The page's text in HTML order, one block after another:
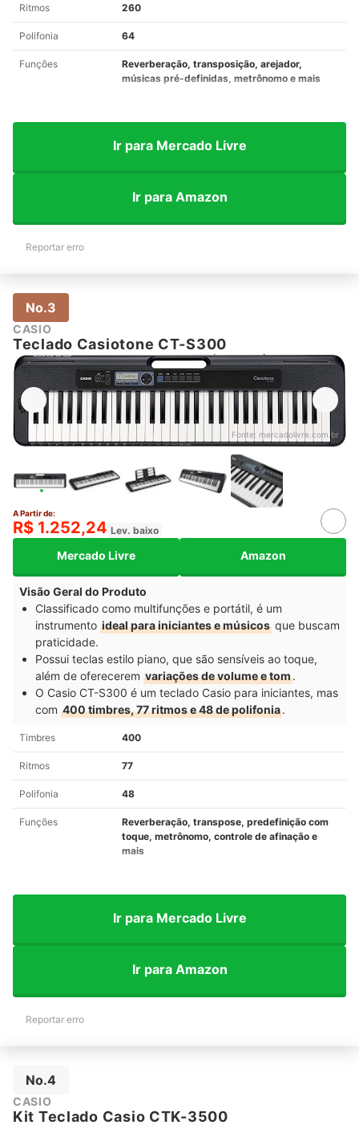
Ritmos 260
Polifonia 64
Funções
Reverberação, transposição, arejador,
músicas pré-definidas, metrônomo e mais
Ir para Mercado Livre
Ir para Amazon
Reportar erro
No.3
CASIO
Teclado Casiotone CT-S300
Fonte: mercadolivre.com.br
A Partir de:
R$ 1.252,24 Lev. baixo
Mercado Livre Amazon
Visão Geral do Produto
Classificado como multifunções e portátil, é um
instrumento ideal para iniciantes e músicos que buscam
praticidade.
Possui teclas estilo piano, que são sensíveis ao toque,
além de oferecerem variações de volume e tom.
O Casio CT-S300 é um teclado Casio para iniciantes, mas
com 400 timbres, 77 ritmos e 48 de polifonia.
Timbres 400
Ritmos 77
Polifonia 48
Funções
Reverberação, transpose, predefinição com
toque, metrônomo, controle de afinação e
mais
Ir para Mercado Livre
Ir para Amazon
Reportar erro
No.4
CASIO
Kit Teclado Casio CTK-3500